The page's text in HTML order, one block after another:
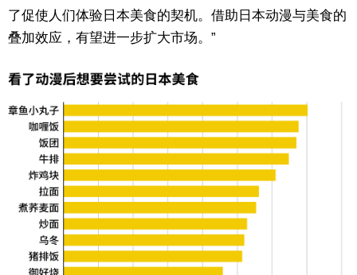
了促使人们体验日本美食的契机。借助日本动漫与美食的
叠加效应，有望进一步扩大市场。”